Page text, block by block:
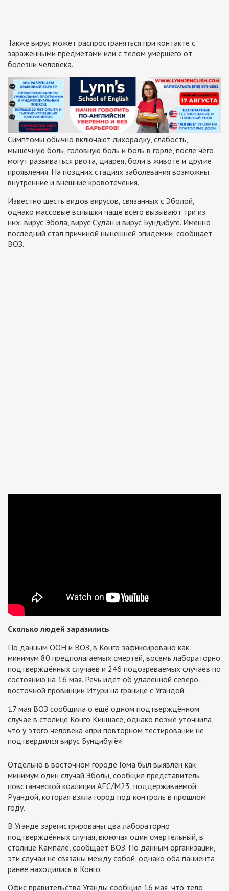
Также вирус может распространяться при контакте с
заражёнными предметами или с телом умершего от
болезни человека.
Симптомы обычно включают лихорадку, слабость,
мышечную боль, головную боль и боль в горле, после чего
могут развиваться рвота, диарея, боли в животе и другие
проявления. На поздних стадиях заболевания возможны
внутренние и внешние кровотечения.
Известно шесть видов вирусов, связанных с Эболой,
однако массовые вспышки чаще всего вызывают три из
них: вирус Эбола, вирус Судан и вирус Бундибугё. Именно
последний стал причиной нынешней эпидемии, сообщает
ВОЗ.
Сколько людей заразились
По данным ООН и ВОЗ, в Конго зафиксировано как
минимум 80 предполагаемых смертей, восемь лабораторно
подтверждённых случаев и 246 подозреваемых случаев по
состоянию на 16 мая. Речь идёт об удалённой северо-
восточной провинции Итури на границе с Угандой.
17 мая ВОЗ сообщила о ещё одном подтверждённом
случае в столице Конго Киншасе, однако позже уточнила,
что у этого человека «при повторном тестировании не
подтвердился вирус Бундибугё».
Отдельно в восточном городе Гома был выявлен как
минимум один случай Эболы, сообщил представитель
повстанческой коалиции AFC/M23, поддерживаемой
Руандой, которая взяла город под контроль в прошлом
году.
В Уганде зарегистрированы два лабораторно
подтверждённых случая, включая один смертельный, в
столице Кампале, сообщает ВОЗ. По данным организации,
эти случаи не связаны между собой, однако оба пациента
ранее находились в Конго.
Офис правительства Уганды сообщил 16 мая, что тело